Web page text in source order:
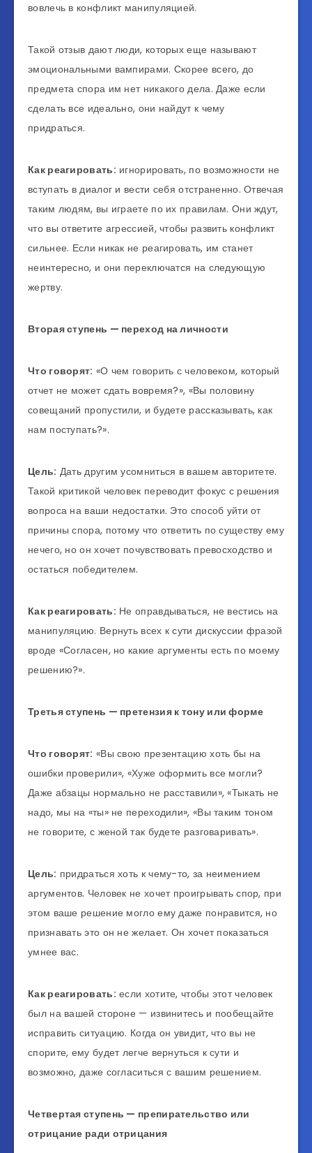
вовлечь в конфликт манипуляцией.
Такой отзыв дают люди, которых еще называют
эмоциональными вампирами. Скорее всего, до
предмета спора им нет никакого дела. Даже если
сделать все идеально, они найдут к чему
придраться.
Как реагировать: игнорировать, по возможности не
вступать в диалог и вести себя отстраненно. Отвечая
таким людям, вы играете по их правилам. Они ждут,
что вы ответите агрессией, чтобы развить конфликт
сильнее. Если никак не реагировать, им станет
неинтересно, и они переключатся на следующую
жертву.
Вторая ступень — переход на личности
Что говорят: «О чем говорить с человеком, который
отчет не может сдать вовремя?», «Вы половину
совещаний пропустили, и будете рассказывать, как
нам поступать?».
Цель: Дать другим усомниться в вашем авторитете.
Такой критикой человек переводит фокус с решения
вопроса на ваши недостатки. Это способ уйти от
причины спора, потому что ответить по существу ему
нечего, но он хочет почувствовать превосходство и
остаться победителем.
Как реагировать: Не оправдываться, не вестись на
манипуляцию. Вернуть всех к сути дискуссии фразой
вроде «Согласен, но какие аргументы есть по моему
решению?».
Третья ступень — претензия к тону или форме
Что говорят: «Вы свою презентацию хоть бы на
ошибки проверили», «Хуже оформить все могли?
Даже абзацы нормально не расставили», «Тыкать не
надо, мы на «ты» не переходили», «Вы таким тоном
не говорите, с женой так будете разговаривать».
Цель: придраться хоть к чему-то, за неимением
аргументов. Человек не хочет проигрывать спор, при
этом ваше решение могло ему даже понравится, но
признавать это он не желает. Он хочет показаться
умнее вас.
Как реагировать: если хотите, чтобы этот человек
был на вашей стороне — извинитесь и пообещайте
исправить ситуацию. Когда он увидит, что вы не
спорите, ему будет легче вернуться к сути и
возможно, даже согласиться с вашим решением.
Четвертая ступень — препирательство или
отрицание ради отрицания